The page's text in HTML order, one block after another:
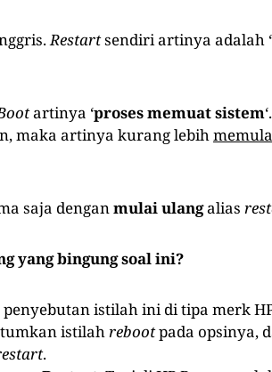
Restartsendiri artinya adalah ‘
artinya ‘proses memuat sistem
maka artinya kurang lebih
saja denganmulai ulangalias
yang bingung soal ini?
istilah ini di tipa merk
istilahrebootpada opsinya,
.